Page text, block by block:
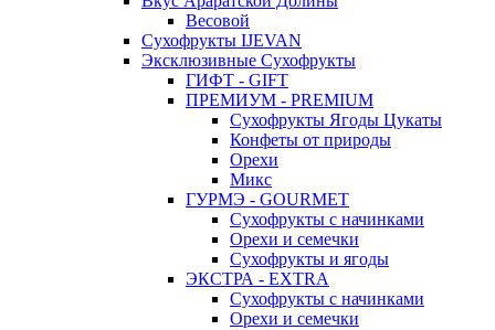
Весовой
Сухофрукты IJEVAN
Эксклюзивные Сухофрукты
ГИФТ - GIFT
ПРЕМИУМ - PREMIUM
Сухофрукты Ягоды Цукаты
Конфеты от природы
Орехи
Микс
ГУРМЭ - GOURMET
Сухофрукты с начинками
Орехи и семечки
Сухофрукты и ягоды
ЭКСТРА - EXTRA
Сухофрукты с начинками
Орехи и семечки